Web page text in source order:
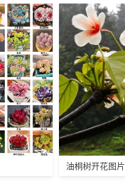
油桐树开花图片